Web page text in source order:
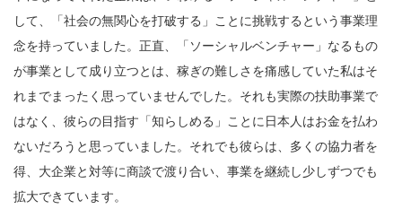
して、「社会の無関心を打破する」ことに挑戦するという事業理
念を持っていました。正直、「ソーシャルベンチャー」なるもの
が事業として成り立つとは、稼ぎの難しさを痛感していた私はそ
れまでまったく思っていませんでした。 それも実際の扶助事業で
はなく、彼らの目指す「知らしめる」ことに日本人はお金を払わ
ないだろうと思っていました。それでも彼らは、多くの協力者を
得、大企業と対等に商談で渡り合い、事業を継続し少しずつでも
拡大できています。